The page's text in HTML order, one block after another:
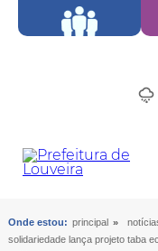
Onde estou: principal »
solidariedade lança projeto taba